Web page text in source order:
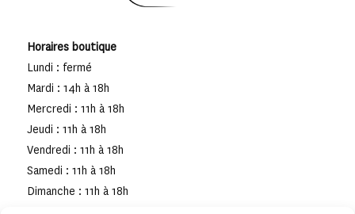
Horaires boutique
Lundi : fermé
Mardi : 14h à 18h
Mercredi : 11h à 18h
Jeudi : 11h à 18h
Vendredi : 11h à 18h
Samedi : 11h à 18h
Dimanche : 11h à 18h